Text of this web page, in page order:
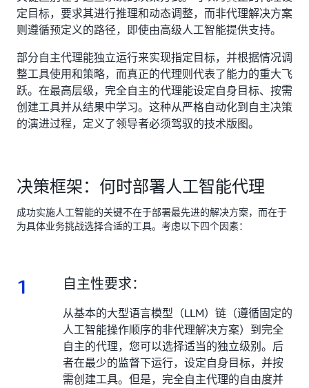
定目标，要求其进行推理和动态调整，而非代理解决方案
则遵循预定义的路径，即使由高级人工智能提供支持。
部分自主代理能独立运行来实现指定目标，并根据情况调
整工具使用和策略，而真正的代理则代表了能力的重大飞
跃。在最高层级，完全自主的代理能设定自身目标、按需
创建工具并从结果中学习。这种从严格自动化到自主决策
的演进过程，定义了领导者必须驾驭的技术版图。
决策框架：何时部署人工智能代理
成功实施人工智能的关键不在于部署最先进的解决方案，而在于
为具体业务挑战选择合适的工具。考虑以下四个因素：
1 1.
自主性要求：
从基本的大型语言模型（LLM）链（遵循固定的
人工智能操作顺序的非代理解决方案）到完全
自主的代理，您可以选择适当的独立级别。后
者在最少的监督下运行，设定自身目标，并按
需创建工具。但是，完全自主代理的自由度并